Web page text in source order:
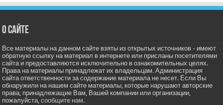
О сайте
Все материалы на данном сайте взяты из открытых источников - имеют
обратную ссылку на материал в интернете или присланы посетителями
сайта и предоставляются исключительно в ознакомительных целях.
Права на материалы принадлежат их владельцам. Администрация
сайта ответственности за содержание материала не несет. Если Вы
обнаружили на нашем сайте материалы, которые нарушают авторские
права, принадлежащие Вам, Вашей компании или организации,
пожалуйста,сообщите нам.